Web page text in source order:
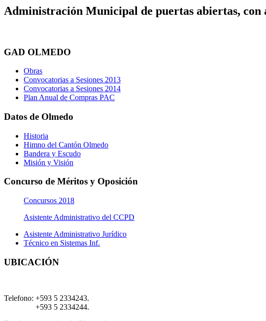
Administración Municipal de puertas abiertas,
GAD OLMEDO
Obras
Convocatorias a Sesiones 2013
Convocatorias a Sesiones 2014
Plan Anual de Compras PAC
Datos de Olmedo
Historia
Himno del Cantón Olmedo
Bandera y Escudo
Misión y Visión
Concurso de Méritos y Oposición
Concursos 2018
Asistente Administrativo del CCPD
Asistente Administrativo Jurídico
Técnico en Sistemas Inf.
UBICACIÓN
Telefono: +593 5 2334243.
+593 5 2334244.